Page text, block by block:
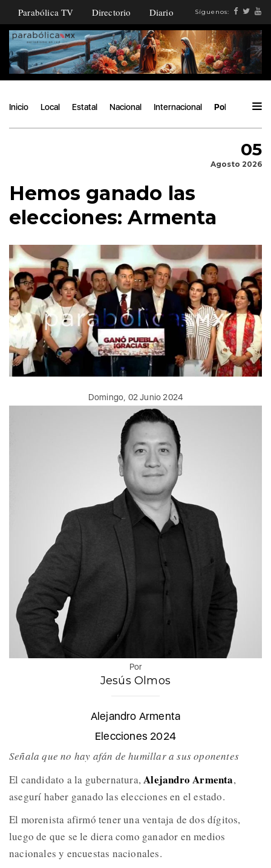
Parabólica TV Directorio Diario Síguenos:
Inicio Local Estatal Nacional Internacional Política
05
Agosto 2026
Hemos ganado las
elecciones: Armenta
Domingo, 02 Junio 2024
Por
Jesús Olmos
Alejandro Armenta
Elecciones 2024
Señala que no hay afán de humillar a sus oponentes
El candidato a la gubernatura,Alejandro Armenta,
asegurí haber ganado las elecciones en el estado.
El morenista afirmó tener una ventaja de dos dígitos,
luego de que se le diera como ganador en medios
nacionales y encuestas nacionales.